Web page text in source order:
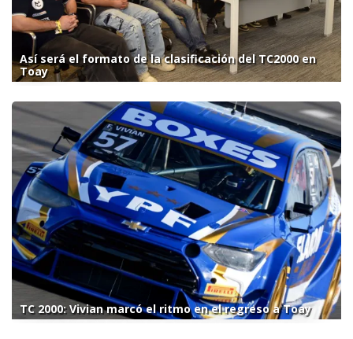
Así será el formato de la clasificación del TC2000 en
Toay
TC 2000: Vivian marcó el ritmo en el regreso a Toay